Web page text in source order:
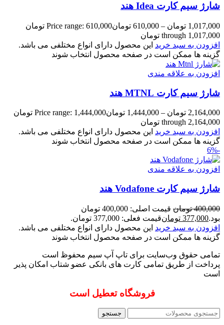
شارژ سیم کارت Idea هند
1,017,000 تومان –
610,000 تومان
Price range: 610,000 تومان
through 1,017,000 تومان
افزودن به سبد خرید این محصول دارای انواع مختلفی می باشد.
گزینه ها ممکن است در صفحه محصول انتخاب شوند
افزودن به علاقه مندی
شارژ سیم کارت MTNL هند
2,164,000 تومان –
1,444,000 تومان
Price range: 1,444,000 تومان
through 2,164,000 تومان
افزودن به سبد خرید این محصول دارای انواع مختلفی می باشد.
گزینه ها ممکن است در صفحه محصول انتخاب شوند
-6%
افزودن به علاقه مندی
شارژ سیم کارت Vodafone هند
400,000 تومان
قیمت اصلی: 400,000 تومان
بود.377,000 تومانقیمت فعلی: 377,000 تومان.
افزودن به سبد خرید این محصول دارای انواع مختلفی می باشد.
گزینه ها ممکن است در صفحه محصول انتخاب شوند
تمامی حقوق وب‌سایت برای تاپ آپ سیم محفوظ است
پرداخت از طریق تمامی کارت های بانکی عضو شتاب امکان پذیر
است
فروشگاه تعطیل است
جستجو